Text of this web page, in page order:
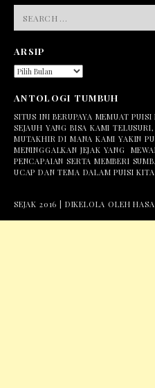
FOR:
ARSIP
ARSIP
ANTOLOGI TUMBUH
SITUS INI BERUPAYA MEMUAT
SEJAUH YANG BISA KAMI
MUTAKHIR DI MANA KAMI YAKIN
MENINGGALKAN JEJAK YANG
PENCAPAIAN SERTA MEMBERI
UCAP DAN TEMA DALAM PUISI
SEJAK 2016 | DIKELOLA OLEH